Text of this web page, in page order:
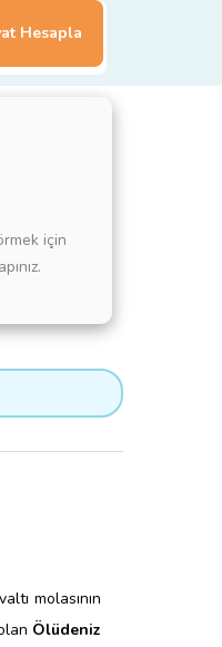
Hesapla
için
molasının
Ölüdeniz